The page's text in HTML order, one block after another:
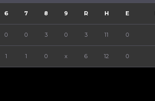
6 7 8 9 R H E
0 0 3 0 3 11 0
1 1 0 x 6 12 0